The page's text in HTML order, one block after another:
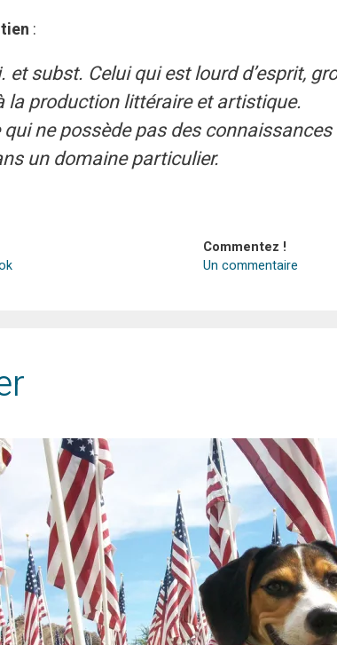
:
et subst. Celui qui est lourd d’esprit,
la production littéraire et artistique.
qui ne possède pas des
un domaine particulier.
Commentez !
Un commentaire